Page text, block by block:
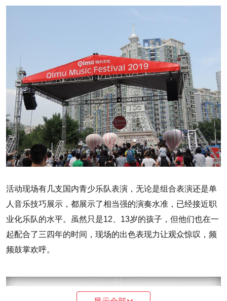
活动现场有几支国内青少乐队表演，无论是组合表演还是单
人音乐技巧展示，都展示了相当强的演奏水准，已经接近职
业化乐队的水平。虽然只是12、13岁的孩子，但他们也在一
起配合了三四年的时间，现场的出色表现力让观众惊叹，频
频鼓掌欢呼。